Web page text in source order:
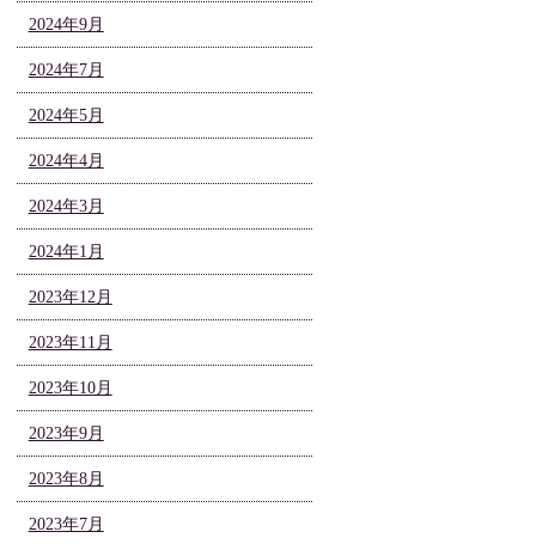
2024年9月
2024年7月
2024年5月
2024年4月
2024年3月
2024年1月
2023年12月
2023年11月
2023年10月
2023年9月
2023年8月
2023年7月